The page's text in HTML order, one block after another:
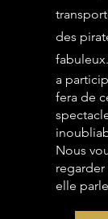
des
fabuleux.
a
fera de
Nous
elle